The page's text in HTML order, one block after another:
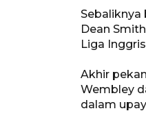
Dean
Liga
Akhir
Wembley
dalam